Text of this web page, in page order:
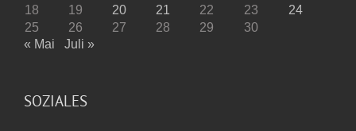
18
19 20 21 22 23
24
25
26 27 28 29
30
« Mai
Juli »
SOZIALES